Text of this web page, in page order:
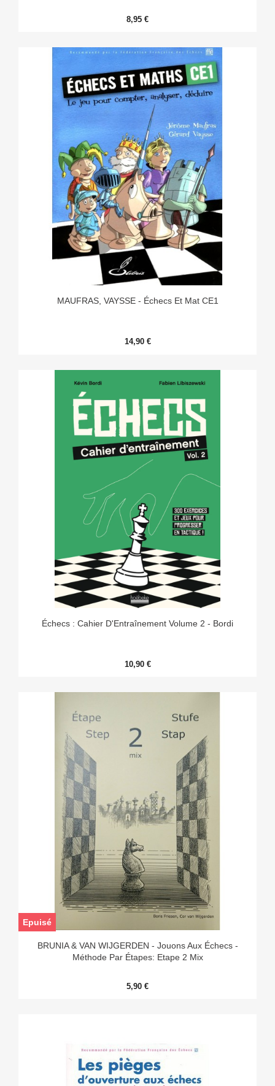
8,95 €
MAUFRAS, VAYSSE - Échecs Et Mat CE1
14,90 €
Échecs : Cahier D'Entraînement Volume 2 - Bordi
10,90 €
BRUNIA & VAN WIJGERDEN - Jouons Aux Échecs -
Méthode Par Étapes: Etape 2 Mix
5,90 €
Epuisé